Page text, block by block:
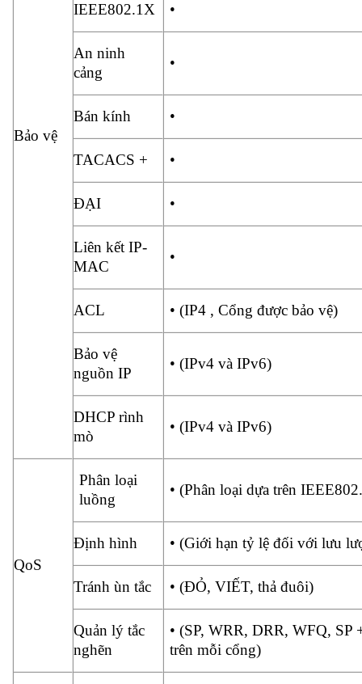
Bảo vệ
IEEE802.1X •
An ninh
cảng
•
Bán kính •
TACACS + •
ĐẠI •
Liên kết IP-
MAC
•
ACL • (IP4 , Cổng được bảo vệ)
Bảo vệ
nguồn IP
• (IPv4 và IPv6)
DHCP rình
mò
• (IPv4 và IPv6)
QoS
Phân loại
luồng
• (Phân loại dựa trên
Định hình • (Giới hạn tỷ lệ đối với lưu
Tránh ùn tắc • (ĐỎ, VIẾT, thả đuôi)
Quản lý tắc
nghẽn
• (SP, WRR, DRR, WFQ,
trên mỗi cổng)